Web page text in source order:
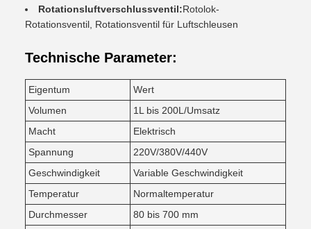
Rotationsluftverschlussventil:Rotolok-
Rotationsventil, Rotationsventil für Luftschleusen
Technische Parameter:
Eigentum
Wert
Volumen
1L bis 200L/Umsatz
Macht
Elektrisch
Spannung
220V/380V/440V
Geschwindigkeit
Variable Geschwindigkeit
Temperatur
Normaltemperatur
Durchmesser
80 bis 700 mm